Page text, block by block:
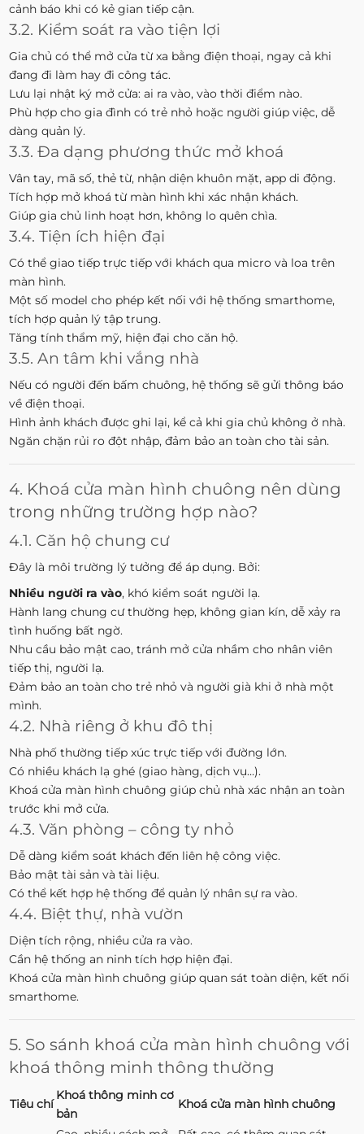
cảnh báo khi có kẻ gian tiếp cận.
3.2. Kiểm soát ra vào tiện lợi
Gia chủ có thể mở cửa từ xa bằng điện thoại, ngay cả khi
đang đi làm hay đi công tác.
Lưu lại nhật ký mở cửa: ai ra vào, vào thời điểm nào.
Phù hợp cho gia đình có trẻ nhỏ hoặc người giúp việc, dễ
dàng quản lý.
3.3. Đa dạng phương thức mở khoá
Vân tay, mã số, thẻ từ, nhận diện khuôn mặt, app di động.
Tích hợp mở khoá từ màn hình khi xác nhận khách.
Giúp gia chủ linh hoạt hơn, không lo quên chìa.
3.4. Tiện ích hiện đại
Có thể giao tiếp trực tiếp với khách qua micro và loa trên
màn hình.
Một số model cho phép kết nối với hệ thống smarthome,
tích hợp quản lý tập trung.
Tăng tính thẩm mỹ, hiện đại cho căn hộ.
3.5. An tâm khi vắng nhà
Nếu có người đến bấm chuông, hệ thống sẽ gửi thông báo
về điện thoại.
Hình ảnh khách được ghi lại, kể cả khi gia chủ không ở nhà.
Ngăn chặn rủi ro đột nhập, đảm bảo an toàn cho tài sản.
4. Khoá cửa màn hình chuông nên dùng
trong những trường hợp nào?
4.1. Căn hộ chung cư
Đây là môi trường lý tưởng để áp dụng. Bởi:
Nhiều người ra vào, khó kiểm soát người lạ.
Hành lang chung cư thường hẹp, không gian kín, dễ xảy ra
tình huống bất ngờ.
Nhu cầu bảo mật cao, tránh mở cửa nhầm cho nhân viên
tiếp thị, người lạ.
Đảm bảo an toàn cho trẻ nhỏ và người già khi ở nhà một
mình.
4.2. Nhà riêng ở khu đô thị
Nhà phố thường tiếp xúc trực tiếp với đường lớn.
Có nhiều khách lạ ghé (giao hàng, dịch vụ…).
Khoá cửa màn hình chuông giúp chủ nhà xác nhận an toàn
trước khi mở cửa.
4.3. Văn phòng – công ty nhỏ
Dễ dàng kiểm soát khách đến liên hệ công việc.
Bảo mật tài sản và tài liệu.
Có thể kết hợp hệ thống để quản lý nhân sự ra vào.
4.4. Biệt thự, nhà vườn
Diện tích rộng, nhiều cửa ra vào.
Cần hệ thống an ninh tích hợp hiện đại.
Khoá cửa màn hình chuông giúp quan sát toàn diện, kết nối
smarthome.
5. So sánh khoá cửa màn hình chuông với
khoá thông minh thông thường
Tiêu chí
Khoá thông minh cơ
bản
Khoá cửa màn hình chuông